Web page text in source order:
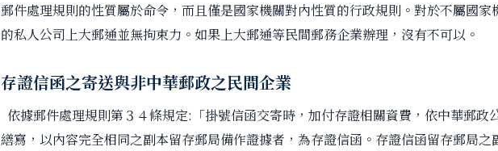
郵件處理規則的性質屬於命令，而且僅是國家機關對內性質的行政規則。對於不屬國家
的私人公司上大郵通並無拘束力。如果上大郵通等民間郵務企業辦理，沒有不可以。
存證信函之寄送與非中華郵政之民間企業
依據郵件處理規則第３４條規定:「掛號信函交寄時，加付存證相關資費，依中華郵政
繕寫，以內容完全相同之副本留存郵局備作證據者，為存證信函。存證信函留存郵局之